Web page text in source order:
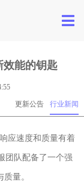
效能的钥匙
行业新闻
更新公告
应速度和质量有着
团队配备了一个强
量。